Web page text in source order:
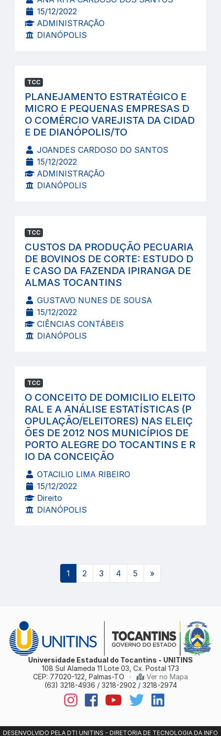
15/12/2022
ADMINISTRAÇÃO
DIANÓPOLIS
TCC
PLANEJAMENTO ESTRATÉGICO E
MICRO E PEQUENAS EMPRESAS D
O COMÉRCIO VAREJISTA DA CIDAD
E DE DIANÓPOLIS/TO
JOANDES CARDOSO DO SANTOS
15/12/2022
ADMINISTRAÇÃO
DIANÓPOLIS
TCC
CUSTOS DA PRODUÇÃO PECUARIA
DE BOVINOS DE CORTE: ESTUDO D
E CASO DA FAZENDA IPIRANGA DE
ALMAS TOCANTINS
GUSTAVO NUNES DE SOUSA
15/12/2022
CIÊNCIAS CONTÁBEIS
DIANÓPOLIS
TCC
O CONCEITO DE DOMICILIO ELEITO
RAL E A ANÁLISE ESTATÍSTICAS (P
OPULAÇÃO/ELEITORES) NAS ELEIÇ
ÕES DE 2012 NOS MUNICÍPIOS DE
PORTO ALEGRE DO TOCANTINS E R
IO DA CONCEIÇÃO
OTACILIO LIMA RIBEIRO
15/12/2022
Direito
DIANÓPOLIS
1 (atual)
2 3 4 5 »
Universidade Estadual do Tocantins - UNITINS
108 Sul Alameda 11 Lote 03, Cx. Postal 173
CEP: 77020-122, Palmas-TO
•
Ver no Mapa
(63) 3218-4936 / 3218-2902 / 3218-2974
DESENVOLVIDO PELA DTI UNITINS - DIRETORIA DE TECNOLOGIA DA INFO